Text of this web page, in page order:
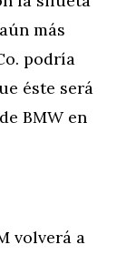
más
podría
éste será
BMW en
volverá a